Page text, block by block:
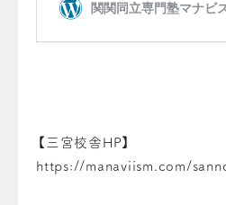
【三宮校舎HP】
https://manaviism.com/